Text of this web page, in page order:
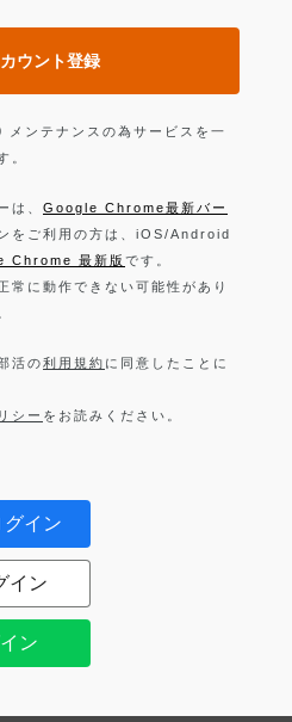
ウント登録
ンテナンスの為サービスを一
。
は、 Google Chrome最新バー
をご利用の方は、iOS/Android
Chrome 最新版 です。
常に動作できない可能性があり
活の利用規約 に同意したことに
シー をお読みください。
グイン
イン
ン